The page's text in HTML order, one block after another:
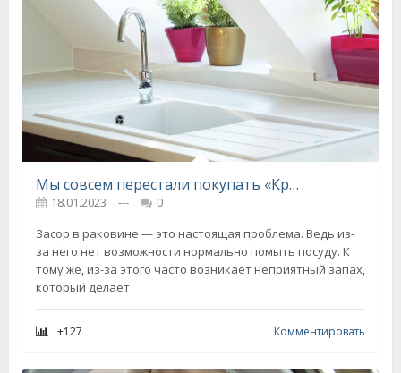
Мы совсем перестали покупать «Крот», ведь одной столовой ложки домашнего средства достаточно, чтобы устранить засор
18.01.2023 ---
0
Засор в раковине — это настоящая проблема. Ведь из-
за него нет возможности нормально помыть посуду. К
тому же, из-за этого часто возникает неприятный запах,
который делает
+127 Комментировать